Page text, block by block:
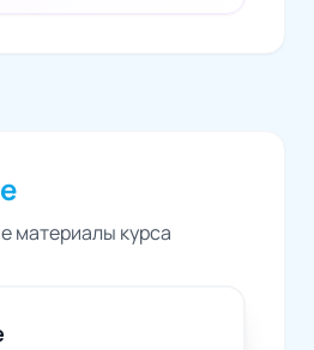
материалы курса